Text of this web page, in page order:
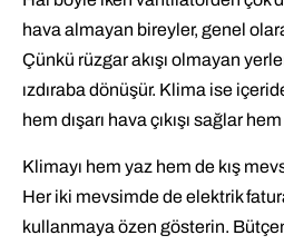
hava almayan bireyler, genel
Çünkü rüzgar akışı olmayan
ızdıraba dönüşür. Klima ise
hem dışarı hava çıkışı sağlar
Klimayı hem yaz hem de kış
Her iki mevsimde de elektrik
kullanmaya özen gösterin.